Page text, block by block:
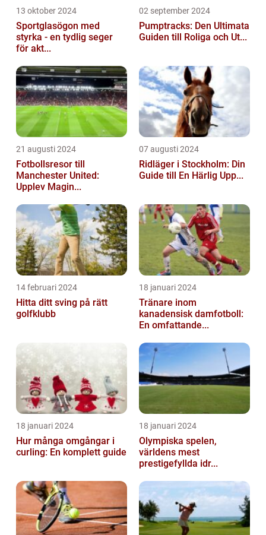
13 oktober 2024
Sportglasögon med
styrka - en tydlig seger
för akt...
02 september 2024
Pumptracks: Den Ultimata
Guiden till Roliga och Ut...
21 augusti 2024
Fotbollsresor till
Manchester United:
Upplev Magin...
07 augusti 2024
Ridläger i Stockholm: Din
Guide till En Härlig Upp...
14 februari 2024
Hitta ditt sving på rätt
golfklubb
18 januari 2024
Tränare inom
kanadensisk damfotboll:
En omfattande...
18 januari 2024
Hur många omgångar i
curling: En komplett guide
18 januari 2024
Olympiska spelen,
världens mest
prestigefyllda idr...